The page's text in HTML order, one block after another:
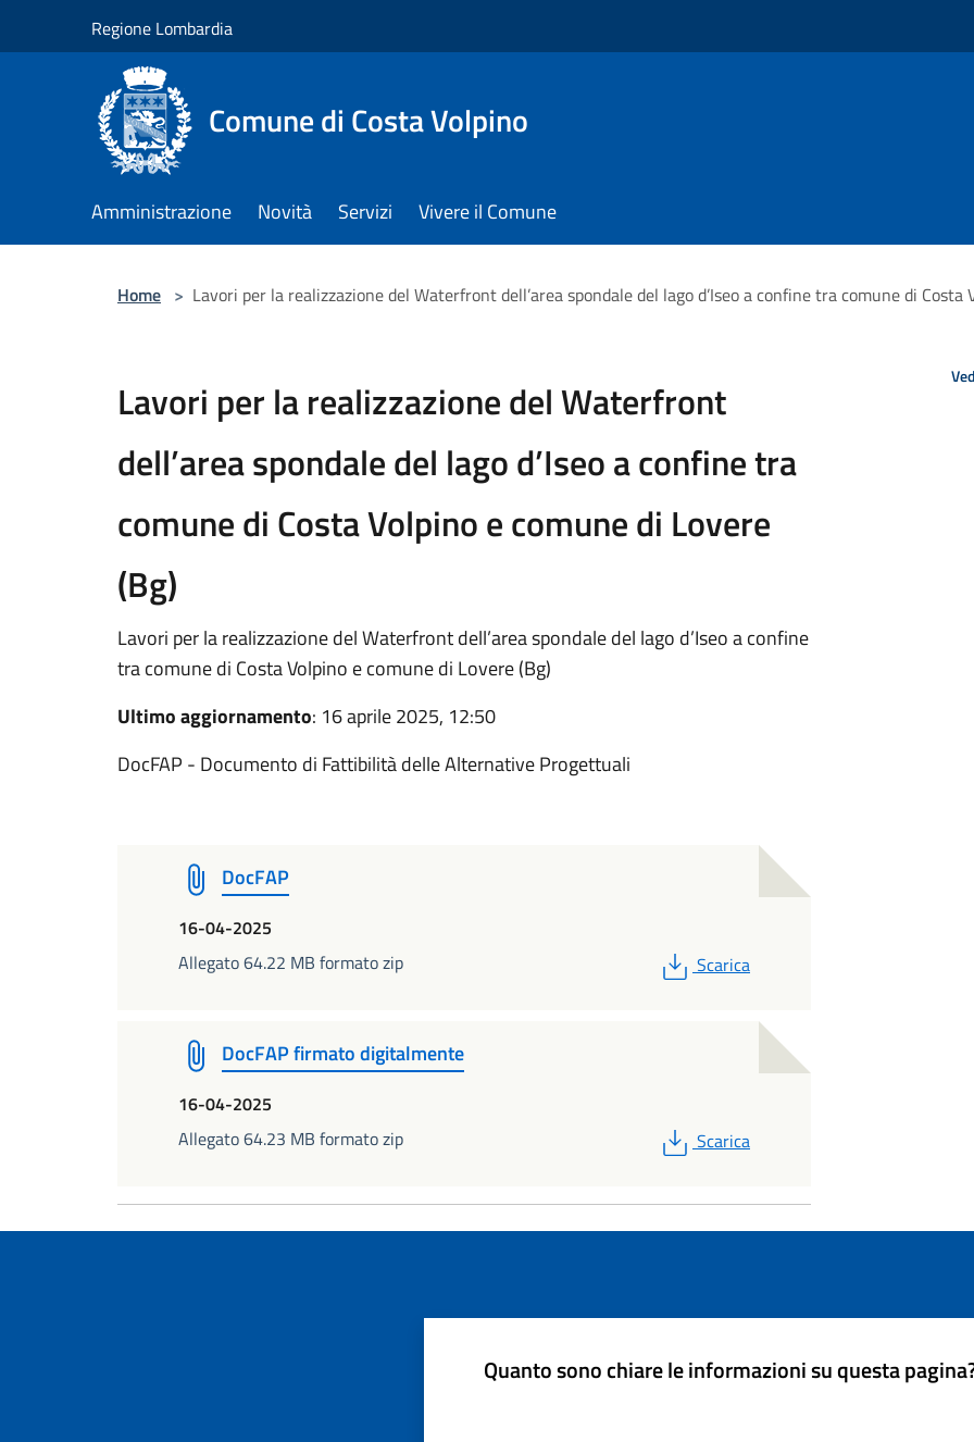
Regione Lombardia
Comune di Costa Volpino
Amministrazione Novità Servizi Vivere il Comune
Home > Lavori per la realizzazione del Waterfront dell’area spondale del lago d’Iseo a confine tra comune di Costa
Lavori per la realizzazione del Waterfront
dell’area spondale del lago d’Iseo a confine tra
comune di Costa Volpino e comune di Lovere
(Bg)
Lavori per la realizzazione del Waterfront dell’area spondale del lago d’Iseo a confine
tra comune di Costa Volpino e comune di Lovere (Bg)
Ultimo aggiornamento: 16 aprile 2025, 12:50
DocFAP - Documento di Fattibilità delle Alternative Progettuali
DocFAP
16-04-2025
Allegato 64.22 MB formato zip
PDF
Scarica
DocFAP firmato digitalmente
16-04-2025
Allegato 64.23 MB formato zip
PDF
Scarica
Quanto sono chiare le informazioni su questa